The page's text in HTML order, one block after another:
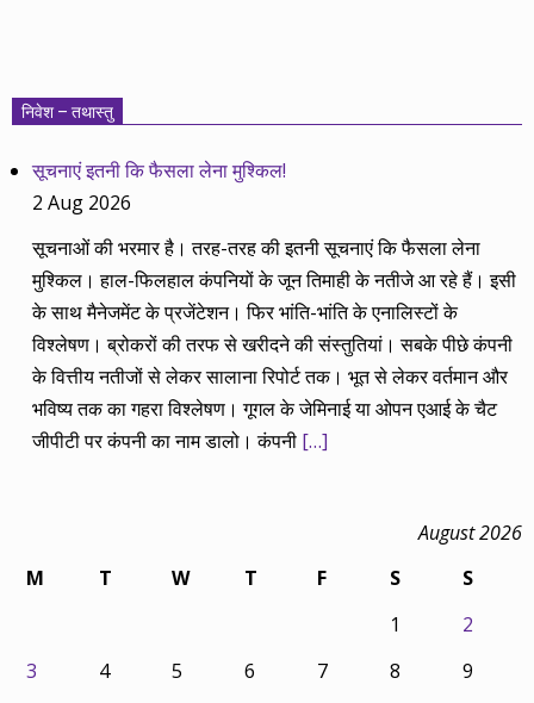
निवेश – तथास्तु
सूचनाएं इतनी कि फैसला लेना मुश्किल!
2 Aug 2026
सूचनाओं की भरमार है। तरह-तरह की इतनी सूचनाएं कि फैसला लेना
मुश्किल। हाल-फिलहाल कंपनियों के जून तिमाही के नतीजे आ रहे हैं। इसी
के साथ मैनेजमेंट के प्रजेंटेशन। फिर भांति-भांति के एनालिस्टों के
विश्लेषण। ब्रोकरों की तरफ से खरीदने की संस्तुतियां। सबके पीछे कंपनी
के वित्तीय नतीजों से लेकर सालाना रिपोर्ट तक। भूत से लेकर वर्तमान और
भविष्य तक का गहरा विश्लेषण। गूगल के जेमिनाई या ओपन एआई के चैट
जीपीटी पर कंपनी का नाम डालो। कंपनी […]
August 2026
M
T W T F S
S
1
2
3
4 5 6 7 8
9